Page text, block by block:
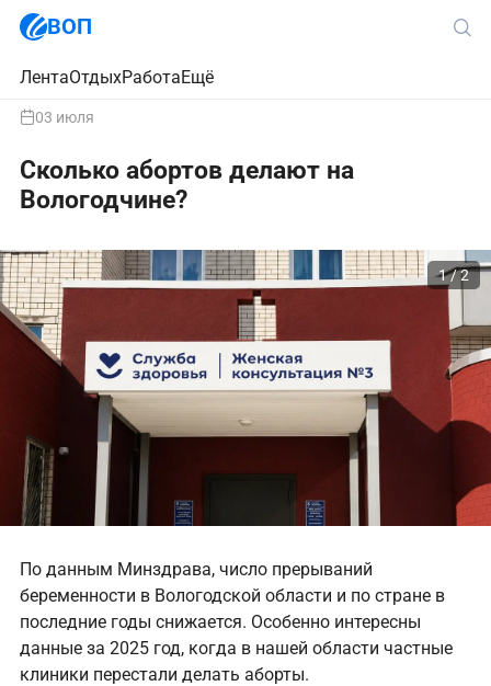
ВОП
ЛентаОтдыхРаботаЕщё
03 июля
Сколько абортов делают на
Вологодчине?
1 / 2
По данным Минздрава, число прерываний
беременности в Вологодской области и по стране в
последние годы снижается. Особенно интересны
данные за 2025 год, когда в нашей области частные
клиники перестали делать аборты.